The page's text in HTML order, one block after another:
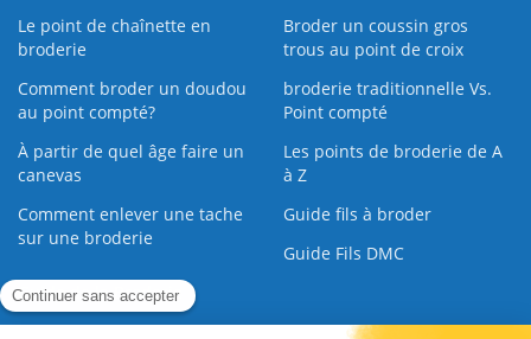
Le point de chaînette en
broderie
Broder un coussin gros
trous au point de croix
Comment broder un doudou
au point compté?
broderie traditionnelle Vs.
Point compté
À partir de quel âge faire un
canevas
Les points de broderie de A
à Z
Comment enlever une tache
sur une broderie
Guide fils à broder
Guide Fils DMC
Guide de la Broderie